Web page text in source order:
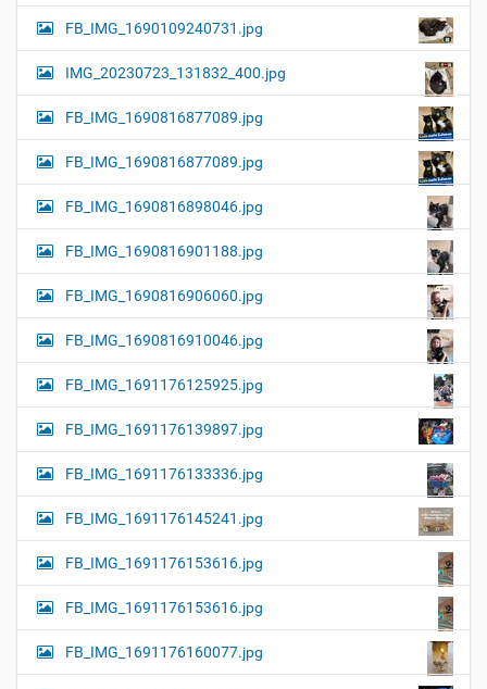
FB_IMG_1690109240731.jpg
IMG_20230723_131832_400.jpg
FB_IMG_1690816877089.jpg
FB_IMG_1690816877089.jpg
FB_IMG_1690816898046.jpg
FB_IMG_1690816901188.jpg
FB_IMG_1690816906060.jpg
FB_IMG_1690816910046.jpg
FB_IMG_1691176125925.jpg
FB_IMG_1691176139897.jpg
FB_IMG_1691176133336.jpg
FB_IMG_1691176145241.jpg
FB_IMG_1691176153616.jpg
FB_IMG_1691176153616.jpg
FB_IMG_1691176160077.jpg